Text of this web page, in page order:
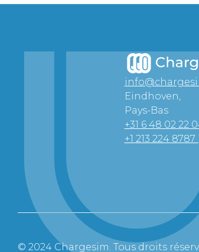
Eindhoven,
Pays-Bas
+31 6 48 02 22
+1 213 224 8787
© 2024 Chargesim. Tous droits